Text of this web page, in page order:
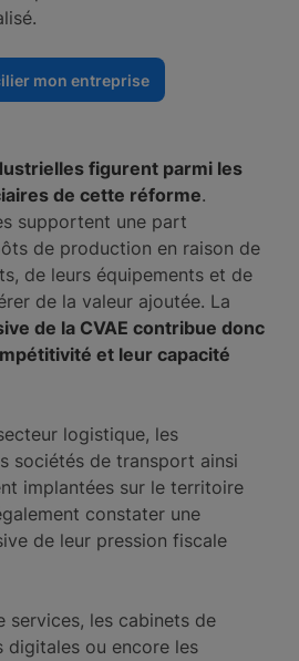
mon entreprise
figurent parmi les
de cette réforme.
supportent une part
de production en raison de
de leurs équipements et de
de la valeur ajoutée. La
de la CVAE contribue donc
et leur capacité
logistique, les
sociétés de transport ainsi
implantées sur le territoire
constater une
de leur pression fiscale
services, les cabinets de
digitales ou encore les